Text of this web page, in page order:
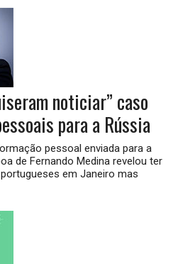
noticiar” caso
para a Rússia
pessoal enviada para a
de Fernando Medina revelou ter
em Janeiro mas